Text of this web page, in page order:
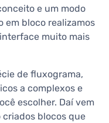
e um modo
em bloco realizamos
muito mais
de fluxograma,
a complexos e
escolher. Daí vem
criados blocos que